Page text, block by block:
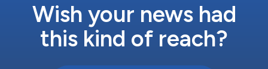
Wish your news had
this kind of reach?